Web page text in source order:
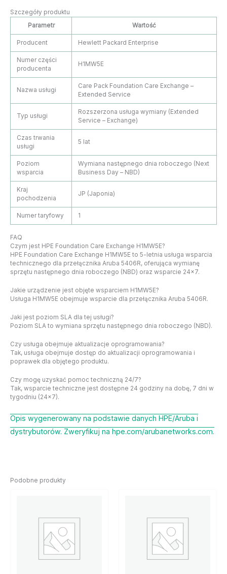
Szczegóły produktu
Parametr
Wartość
Producent Hewlett Packard Enterprise
Numer części
producenta
H1MW5E
Nazwa usługi
Care Pack Foundation Care Exchange –
Extended Service
Typ usługi
Rozszerzona usługa wymiany (Extended
Service – Exchange)
Czas trwania
usługi
5 lat
Poziom
wsparcia
Wymiana następnego dnia roboczego (Next
Business Day – NBD)
Kraj
pochodzenia
JP (Japonia)
Numer taryfowy 1
FAQ
Czym jest HPE Foundation Care Exchange H1MW5E?
HPE Foundation Care Exchange H1MW5E to 5-letnia usługa wsparcia
technicznego dla przełącznika Aruba 5406R, oferująca wymianę
sprzętu następnego dnia roboczego (NBD) oraz wsparcie 24×7.
Jakie urządzenie jest objęte wsparciem H1MW5E?
Usługa H1MW5E obejmuje wsparcie dla przełącznika Aruba 5406R.
Jaki jest poziom SLA dla tej usługi?
Poziom SLA to wymiana sprzętu następnego dnia roboczego (NBD).
Czy usługa obejmuje aktualizacje oprogramowania?
Tak, usługa obejmuje dostęp do aktualizacji oprogramowania i
poprawek dla objętego produktu.
Czy mogę uzyskać pomoc techniczną 24/7?
Tak, wsparcie techniczne jest dostępne 24 godziny na dobę, 7 dni w
tygodniu (24×7).
Opis wygenerowany na podstawie danych HPE/Aruba i
dystrybutorów. Zweryfikuj na hpe.com/arubanetworks.com.
Podobne produkty